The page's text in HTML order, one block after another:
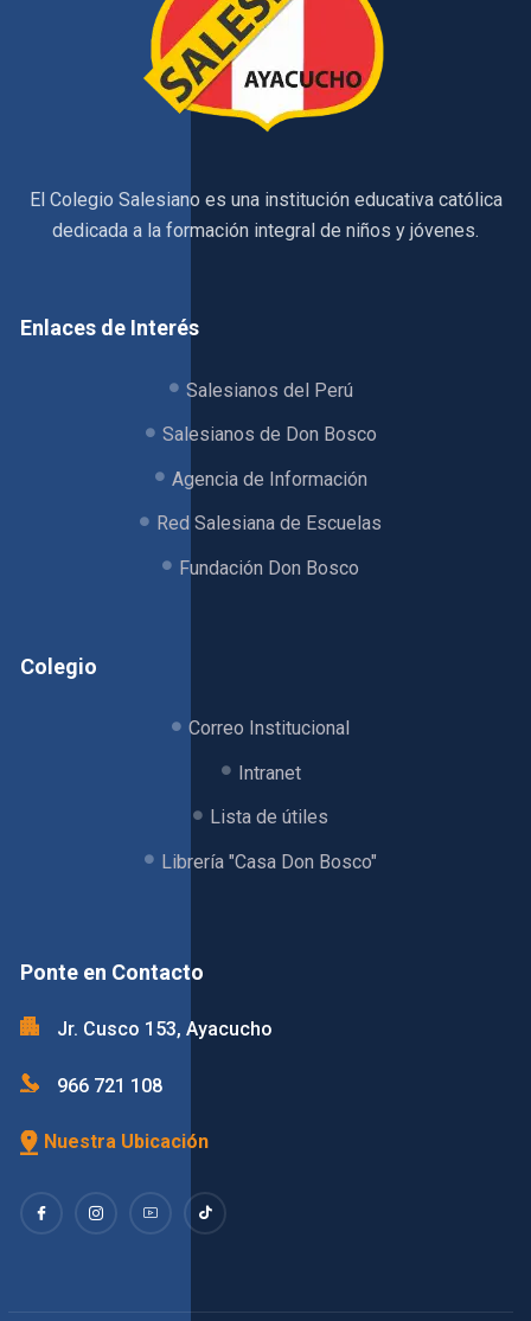
El Colegio Salesiano es una institución educativa católica
dedicada a la formación integral de niños y jóvenes.
Enlaces de Interés
Salesianos del Perú
Salesianos de Don Bosco
Agencia de Información
Red Salesiana de Escuelas
Fundación Don Bosco
Colegio
Correo Institucional
Intranet
Lista de útiles
Librería "Casa Don Bosco"
Ponte en Contacto
Jr. Cusco 153, Ayacucho
966 721 108
Nuestra Ubicación